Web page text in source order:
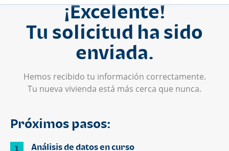
¡Excelente!
Tu solicitud ha sido
enviada.
Hemos recibido tu información correctamente.
Tu nueva vivienda está más cerca que nunca.
Próximos pasos:
1 Análisis de datos en curso